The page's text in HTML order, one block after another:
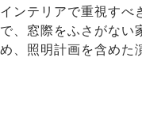
ンテリアで重視す
、窓際をふさがな
照明計画を含めた